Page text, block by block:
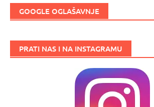
GOOGLE OGLAŠAVNJE
PRATI NAS I NA INSTAGRAMU